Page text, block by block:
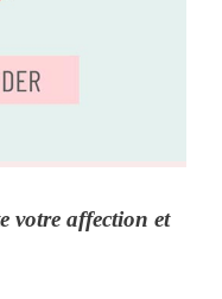
votre affection et